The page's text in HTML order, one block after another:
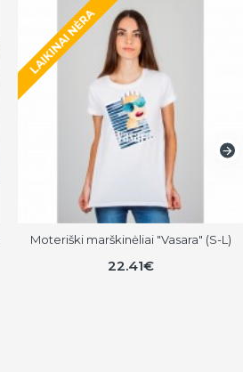
LAIKINAI NĖRA
Moteriški marškinėliai "Vasara" (S-L)
22.41€